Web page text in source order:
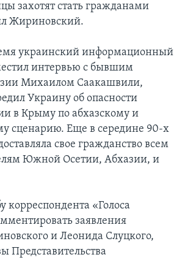
захотят стать гражданами
Жириновский.
украинский информационный
интервью с бывшим
Михаилом Саакашвили,
Украину об опасности
в Крыму по абхазскому и
сценарию. Еще в середине 90-х
свое гражданство всем
Южной Осетии, Абхазии, и
корреспондента «Голоса
заявления
и Леонида Слуцкого,
Представительства